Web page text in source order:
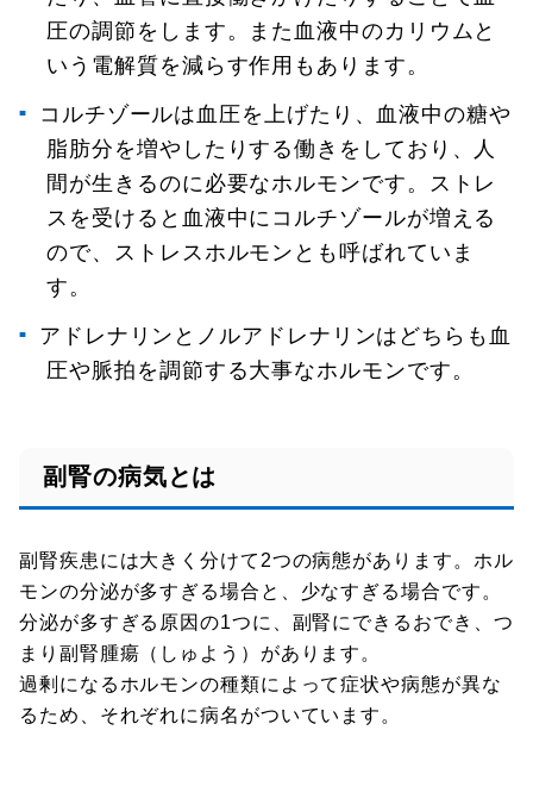
圧の調節をします。また血液中のカリウムと
いう電解質を減らす作用もあります。
コルチゾールは血圧を上げたり、血液中の糖や
脂肪分を増やしたりする働きをしており、人
間が生きるのに必要なホルモンです。ストレ
スを受けると血液中にコルチゾールが増える
ので、ストレスホルモンとも呼ばれていま
す。
アドレナリンとノルアドレナリンはどちらも血
圧や脈拍を調節する大事なホルモンです。
副腎の病気とは
副腎疾患には大きく分けて2つの病態があります。ホル
モンの分泌が多すぎる場合と、少なすぎる場合です。
分泌が多すぎる原因の1つに、副腎にできるおでき、つ
まり副腎腫瘍（しゅよう）があります。
過剰になるホルモンの種類によって症状や病態が異な
るため、それぞれに病名がついています。